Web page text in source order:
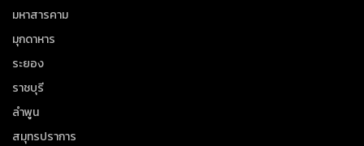
มหาสารคาม
มุกดาหาร
ระยอง
ราชบุรี
ลำพูน
สมุทรปราการ